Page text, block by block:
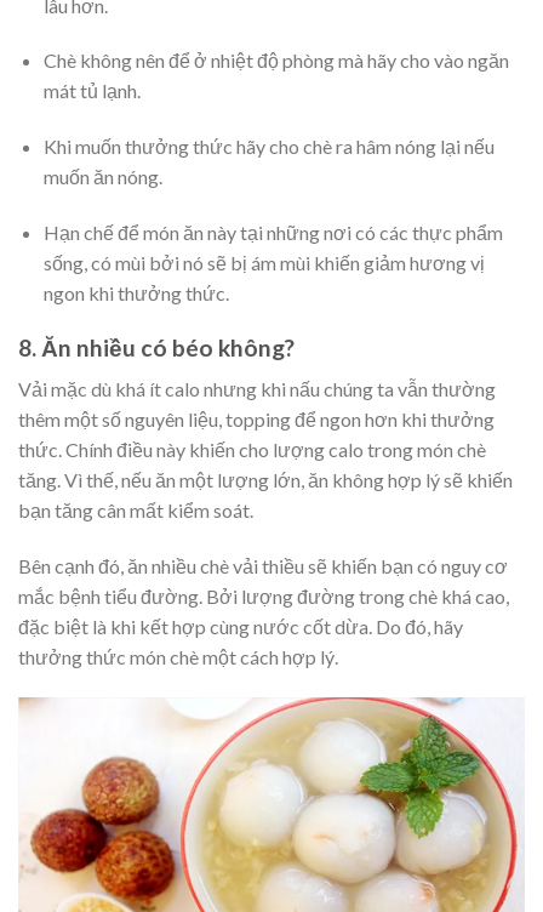
lâu hơn.
Chè không nên để ở nhiệt độ phòng mà hãy cho vào ngăn
mát tủ lạnh.
Khi muốn thưởng thức hãy cho chè ra hâm nóng lại nếu
muốn ăn nóng.
Hạn chế để món ăn này tại những nơi có các thực phẩm
sống, có mùi bởi nó sẽ bị ám mùi khiến giảm hương vị
ngon khi thưởng thức.
8. Ăn nhiều có béo không?
Vải mặc dù khá ít calo nhưng khi nấu chúng ta vẫn thường
thêm một số nguyên liệu, topping để ngon hơn khi thưởng
thức. Chính điều này khiến cho lượng calo trong món chè
tăng. Vì thế, nếu ăn một lượng lớn, ăn không hợp lý sẽ khiến
bạn tăng cân mất kiểm soát.
Bên cạnh đó, ăn nhiều chè vải thiều sẽ khiến bạn có nguy cơ
mắc bệnh tiểu đường. Bởi lượng đường trong chè khá cao,
đặc biệt là khi kết hợp cùng nước cốt dừa. Do đó, hãy
thưởng thức món chè một cách hợp lý.